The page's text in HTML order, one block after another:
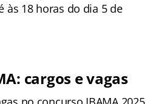
às 18 horas do dia 5 de
cargos e vagas